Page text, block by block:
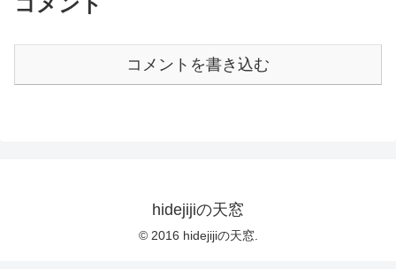
コメントを書き込む
hidejijiの天窓
© 2016 hidejijiの天窓.